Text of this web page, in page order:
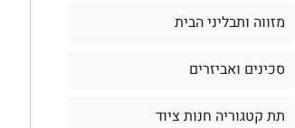
מזווה ותבליני הבית
סכינים ואביזרים
תת קטגוריה חנות ציוד